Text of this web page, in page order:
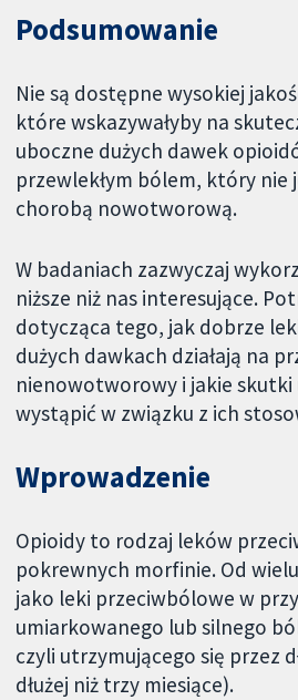
Podsumowanie
Nie są dostępne wysokiej
które wskazywałyby na
uboczne dużych dawek
przewlekłym bólem, który
chorobą nowotworową.
W badaniach zazwyczaj
niższe niż nas interesujące.
dotycząca tego, jak dobrze
dużych dawkach działają na
nienowotworowy i jakie skutki
wystąpić w związku z ich
Wprowadzenie
Opioidy to rodzaj leków
pokrewnych morfinie. Od
jako leki przeciwbólowe w
umiarkowanego lub silnego
czyli utrzymującego się przez
dłużej niż trzy miesiące).